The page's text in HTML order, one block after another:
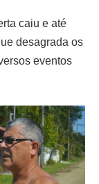
caiu e até
desagrada os
eventos